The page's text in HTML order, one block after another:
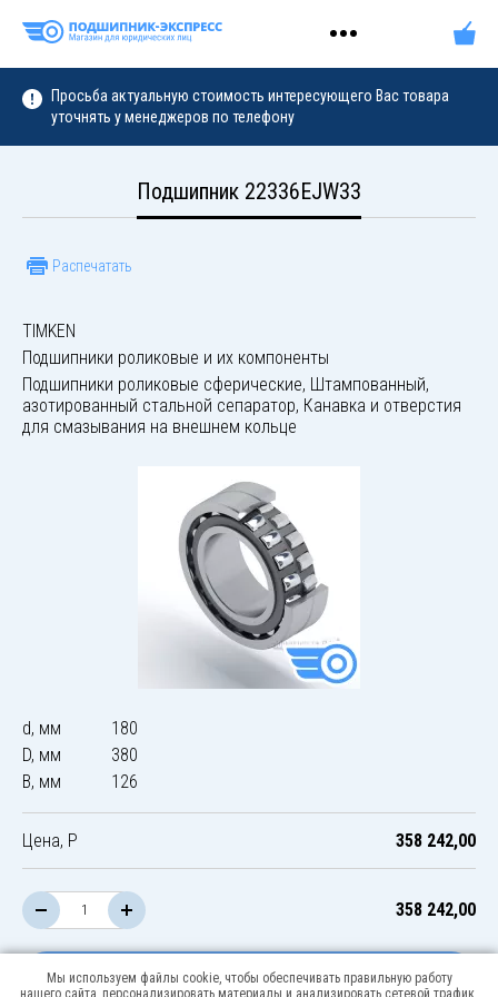
Просьба актуальную стоимость интересующего Вас товара
уточнять у менеджеров по телефону
Подшипник 22336EJW33
Распечатать
TIMKEN
Подшипники роликовые и их компоненты
Подшипники роликовые сферические, Штампованный,
азотированный стальной сепаратор, Канавка и отверстия
для смазывания на внешнем кольце
d, мм
180
D, мм
380
B, мм
126
Цена, Р 358 242,00
358 242,00
В корзину
Мы используем файлы cookie, чтобы обеспечивать правильную работу
нашего сайта, персонализировать материалы и анализировать сетевой трафик.